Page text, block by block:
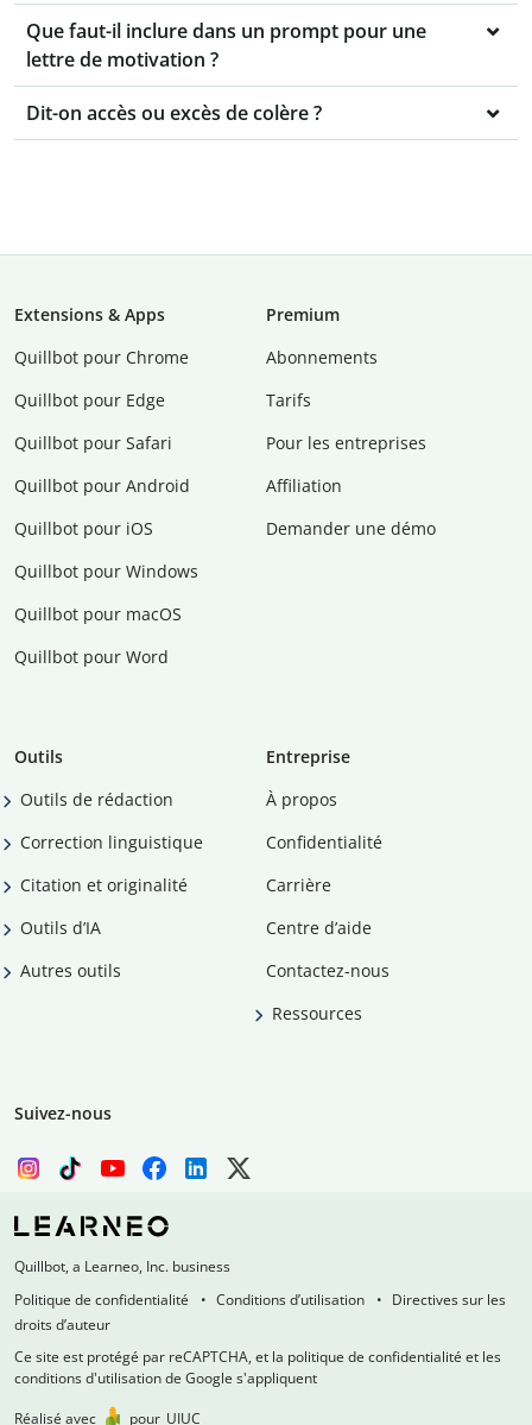
Que faut-il inclure dans un prompt pour une
lettre de motivation ?
Dit-on accès ou excès de colère ?
Extensions & Apps
Quillbot pour Chrome
Quillbot pour Edge
Quillbot pour Safari
Quillbot pour Android
Quillbot pour iOS
Quillbot pour Windows
Quillbot pour macOS
Quillbot pour Word
Premium
Abonnements
Tarifs
Pour les entreprises
Affiliation
Demander une démo
Outils
Outils de rédaction
Correction linguistique
Citation et originalité
Outils d’IA
Autres outils
Entreprise
À propos
Confidentialité
Carrière
Centre d’aide
Contactez-nous
Ressources
Suivez-nous
Quillbot, a Learneo, Inc. business
Politique de confidentialité
Conditions d’utilisation
Directives sur les
droits d’auteur
Ce site est protégé par reCAPTCHA, et la politique de confidentialité et les
conditions d'utilisation de Google s'appliquent
Réalisé avec
pour UIUC